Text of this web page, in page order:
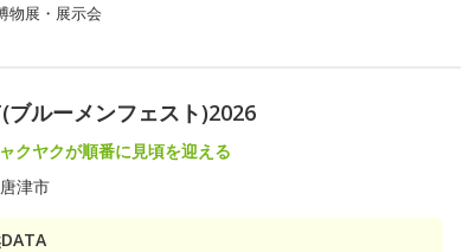
物展・展示会
ルーメンフェスト)2026
クヤクが順番に見頃を迎える
津市